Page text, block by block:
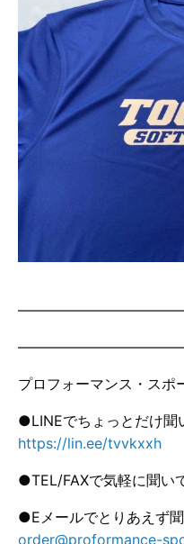
プロフォーマンス・スポ
●LINEでちょっとだけ聞
https://lin.ee/tvvkxxh
●TEL/FAXで気軽に聞
●Eメールでとりあえず
order@proformance-